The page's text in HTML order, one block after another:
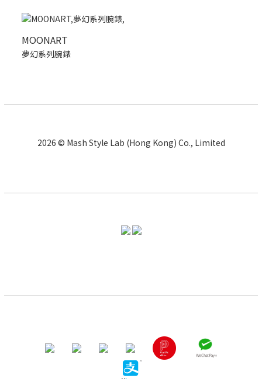
MOONART
夢幻系列腕錶
2026 © Mash Style Lab (Hong Kong) Co., Limited